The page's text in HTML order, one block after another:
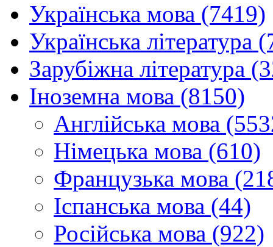
Українська мова (7419)
Українська література
Зарубіжна література
Іноземна мова (8150)
Англійська мова
Німецька мова (610)
Французька мова
Іспанська мова (44)
Російська мова (922)